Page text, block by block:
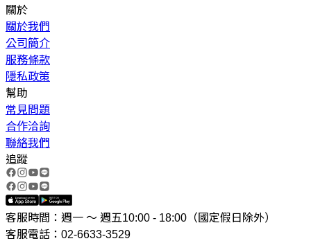
關於
關於我們
公司簡介
服務條款
隱私政策
幫助
常見問題
合作洽詢
聯絡我們
追蹤
客服時間：週一 ～ 週五10:00 - 18:00（國定假日除外）
客服電話：02-6633-3529